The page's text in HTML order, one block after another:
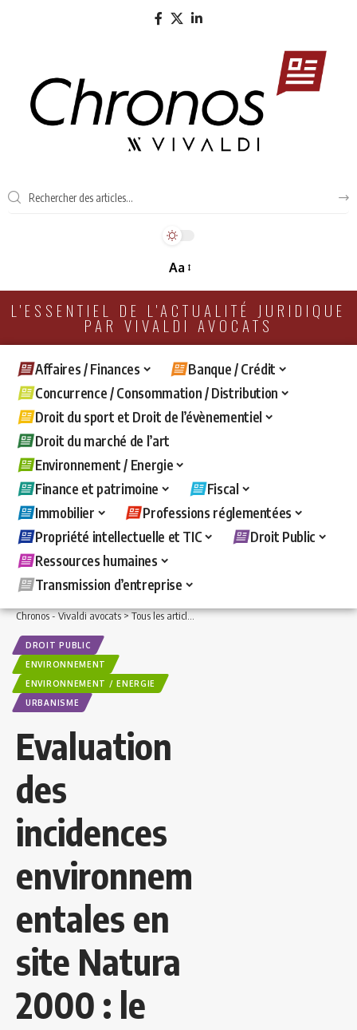
Aa
L'ESSENTIEL DE L'ACTUALITÉ JURIDIQUE
PAR VIVALDI AVOCATS
Affaires / Finances
Banque / Crédit
Concurrence / Consommation / Distribution
Droit du sport et Droit de l’évènementiel
Droit du marché de l’art
Environnement / Energie
Finance et patrimoine
Fiscal
Immobilier
Professions réglementées
Propriété intellectuelle et TIC
Droit Public
Ressources humaines
Transmission d’entreprise
Chronos - Vivaldi avocats>Tous les articles >Environnement / Energie>
DROIT PUBLIC
ENVIRONNEMENT
ENVIRONNEMENT / ENERGIE
URBANISME
Evaluation
des
incidences
environnem
entales en
site Natura
2000 : le